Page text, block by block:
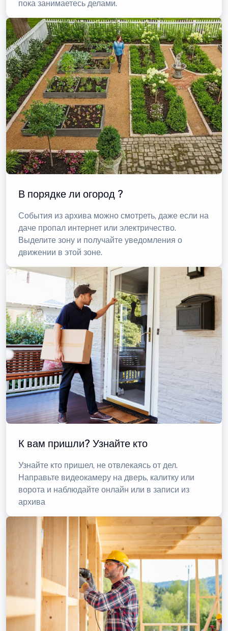
пока занимаетесь делами.
В порядке ли огород ?
События из архива можно смотреть, даже если на
даче пропал интернет или электричество.
Выделите зону и получайте уведомления о
движении в этой зоне.
К вам пришли? Узнайте кто
Узнайте кто пришел, не отвлекаясь от дел.
Направьте видеокамеру на дверь, калитку или
ворота и наблюдайте онлайн или в записи из
архива